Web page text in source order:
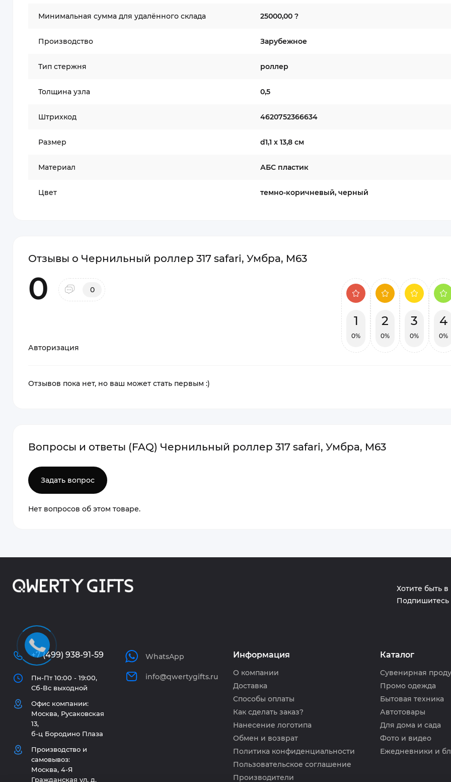
Минимальная сумма для удалённого склада 25000,00 ?
Производство Зарубежное
Тип стержня роллер
Толщина узла 0,5
Штрихкод 4620752366634
Размер d1,1 х 13,8 см
Материал АБС пластик
Цвет темно-коричневый, черный
Отзывы о Чернильный роллер 317 safari, Умбра, M63
0 0
Авторизация
1
0%
2
0%
3
0%
4
0%
Отзывов пока нет, но ваш может стать первым :)
Вопросы и ответы (FAQ) Чернильный роллер 317 safari, Умбра, M63
Задать вопрос
Нет вопросов об этом товаре.
Хотите быть
Подпишитесь
+7 (499) 938-91-59
Пн-Пт 10:00 - 19:00,
Сб-Вс выходной
Офис компании:
Москва, Русаковская
13,
б-ц Бородино Плаза
Производство и
самовывоз:
Москва, 4-Я
Гражданская ул, д.
WhatsApp
info@qwertygifts.ru
Информация
О компании
Доставка
Способы оплаты
Как сделать заказ?
Нанесение логотипа
Обмен и возврат
Политика конфиденциальности
Пользовательское соглашение
Производители
Каталог
Сувенирная
Промо одежда
Бытовая техника
Автотовары
Для дома и сада
Фото и видео
Ежедневники и